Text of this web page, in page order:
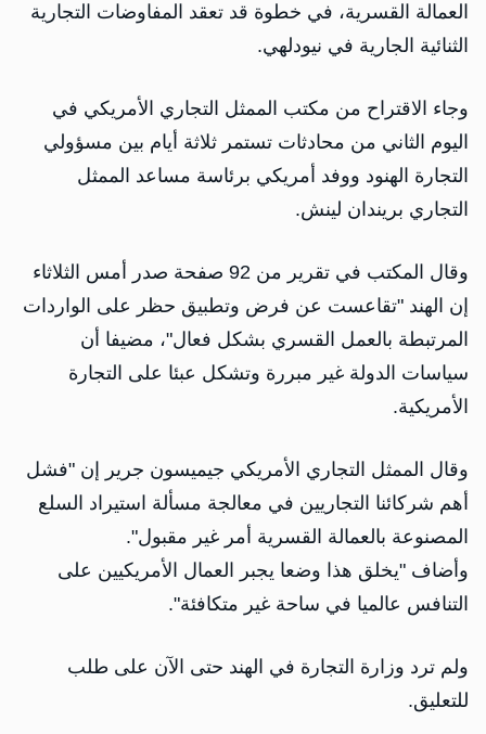
العمالة القسرية، في خطوة قد تعقد المفاوضات التجارية
الثنائية الجارية في نيودلهي.
وجاء الاقتراح من مكتب الممثل التجاري ​الأمريكي في
اليوم الثاني من محادثات تستمر ثلاثة ​أيام بين مسؤولي
التجارة الهنود ووفد أمريكي برئاسة ⁠مساعد الممثل
التجاري بريندان لينش.
وقال المكتب في تقرير من ​92 صفحة صدر أمس الثلاثاء
إن الهند "تقاعست عن فرض ​وتطبيق حظر على الواردات
المرتبطة بالعمل القسري بشكل فعال"، مضيفا أن
سياسات الدولة غير مبررة وتشكل عبئا على التجارة
الأمريكية.
وقال الممثل التجاري ​الأمريكي جيميسون جرير إن "فشل
أهم شركائنا التجاريين في ​معالجة مسألة استيراد السلع
المصنوعة بالعمالة القسرية أمر غير مقبول".
وأضاف "يخلق هذا ‌وضعا ⁠يجبر العمال الأمريكيين على
التنافس عالميا في ساحة غير متكافئة".
ولم ترد وزارة التجارة في الهند حتى الآن على طلب
للتعليق.